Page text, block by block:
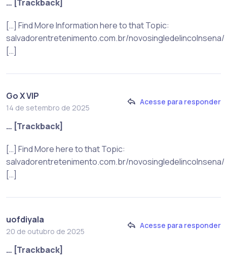
… [Trackback]
[…] Find More Information here to that Topic:
salvadorentretenimento.com.br/novosingledelincolnsena/
[…]
Go X VIP
14 de setembro de 2025
Acesse para responder
… [Trackback]
[…] Find More here to that Topic:
salvadorentretenimento.com.br/novosingledelincolnsena/
[…]
uofdiyala
20 de outubro de 2025
Acesse para responder
… [Trackback]